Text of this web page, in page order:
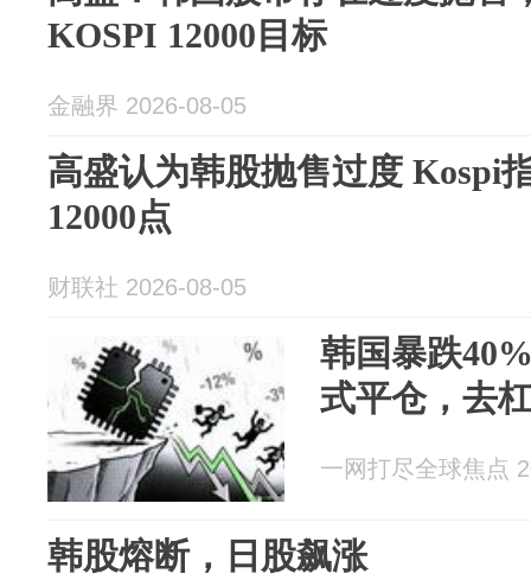
KOSPI 12000目标
金融界 2026-08-05
高盛认为韩股抛售过度 Kospi
12000点
财联社 2026-08-05
韩国暴跌
式平仓，去
一网打尽全球焦点
韩股熔断，日股飙涨